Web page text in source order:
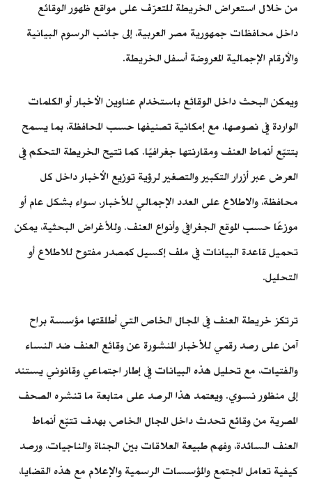
من خلال استعراض الخريطة للتعرّف على مواقع ظهور الوقائع
داخل محافظات جمهورية مصر العربية، إلى جانب الرسوم البيانية
والأرقام الإجمالية المعروضة أسفل الخريطة.
ويمكن البحث داخل الوقائع باستخدام عناوين الأخبار أو الكلمات
الواردة في نصوصها، مع إمكانية تصنيفها حسب المحافظة، بما يسمح
بتتبّع أنماط العنف ومقارنتها جغرافيًا. كما تتيح الخريطة التحكم في
العرض عبر أزرار التكبير والتصغير لرؤية توزيع الأخبار داخل كل
محافظة، والاطلاع على العدد الإجمالي للأخبار، سواء بشكل عام أو
موزعًا حسب الموقع الجغرافي وأنواع العنف. وللأغراض البحثية، يمكن
تحميل قاعدة البيانات في ملف إكسيل كمصدر مفتوح للاطلاع أو
التحليل.
ترتكز خريطة العنف في المجال الخاص التي أطلقتها مؤسسة براح
آمن على رصد رقمي للأخبار المنشورة عن وقائع العنف ضد النساء
والفتيات، مع تحليل هذه البيانات في إطار اجتماعي وقانوني يستند
إلى منظور نسوي. ويعتمد هذا الرصد على متابعة ما تنشره الصحف
المصرية من وقائع تحدث داخل المجال الخاص، بهدف تتبّع أنماط
العنف السائدة، وفهم طبيعة العلاقات بين الجناة والناجيات، ورصد
كيفية تعامل المجتمع والمؤسسات الرسمية والإعلام مع هذه القضايا،